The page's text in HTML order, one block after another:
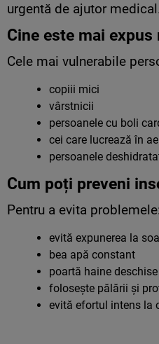
urgentă de ajutor
Cine este mai expus
Cele mai vulnerabile
copiii mici
vârstnicii
persoanele cu boli
cei care lucrează în
persoanele
Cum poți preveni
Pentru a evita
evită expunerea la
bea apă constant
poartă haine
folosește pălării și
evită efortul intens la